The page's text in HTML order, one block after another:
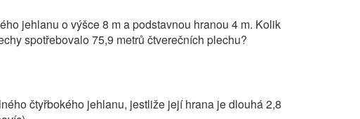
jehlanu o výšce 8 m a podstavnou hranou 4 m. Kolik
spotřebovalo 75,9 metrů čtverečních plechu?
čtyřbokého jehlanu, jestliže její hrana je dlouhá 2,8